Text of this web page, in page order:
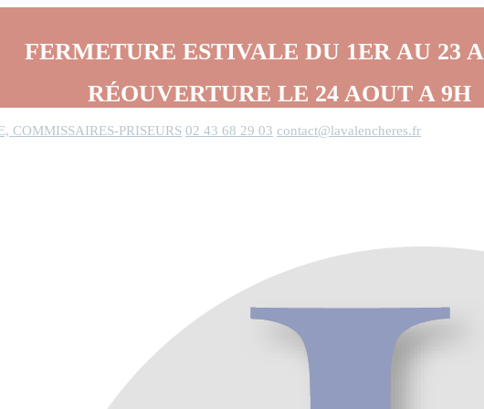
FERMETURE ESTIVALE DU 1ER AU 23
RÉOUVERTURE LE 24 AOUT A 9H
COMMISSAIRES-PRISEURS 02 43 68 29 03 contact@lavalencheres.fr